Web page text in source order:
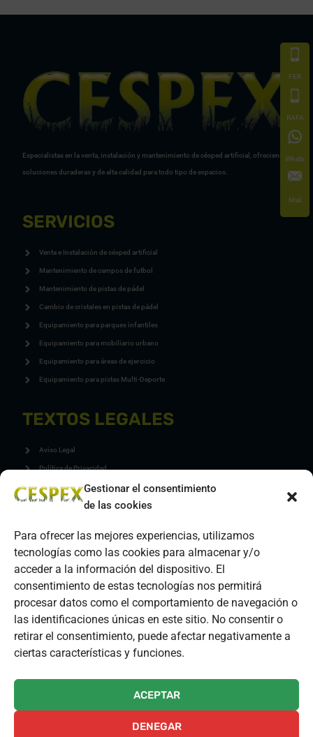
Gestionar el consentimiento
de las cookies
Para ofrecer las mejores experiencias, utilizamos
tecnologías como las cookies para almacenar y/o
acceder a la información del dispositivo. El
consentimiento de estas tecnologías nos permitirá
procesar datos como el comportamiento de navegación o
las identificaciones únicas en este sitio. No consentir o
retirar el consentimiento, puede afectar negativamente a
ciertas características y funciones.
ACEPTAR
DENEGAR
Especialistas en la venta, instalación y mantenimiento de césped artificial, ofreciendo
soluciones duraderas y de alta calidad para todo tipo de espacios.
SERVICIOS
Venta e Instalación de césped artificial
Mantenimiento de campos de futbol
Mantenimiento de pistas de pádel
Cambio de cristales en pistas de pádel
Equipamiento para parques infantiles
Equipamiento para mobiliario urbano
Equipamiento para áreas de ejercicio
Equipamiento para pistas Multi-Deporte
TEXTOS LEGALES
Aviso Legal
Política de Privacidad
Política de Cookies
Política de Calidad y Medio Ambiente
GESTIONAR COOKIES
CONTACTO
C. Huesca, 16, 06800 Mérida, Badajoz
Mail: info@cespex.com
Telefono: 615 83 21 38
Copyright © 2011 -2024 CESPEX S.L. All rights reserved.
FER
RAFA
Whats
Mail